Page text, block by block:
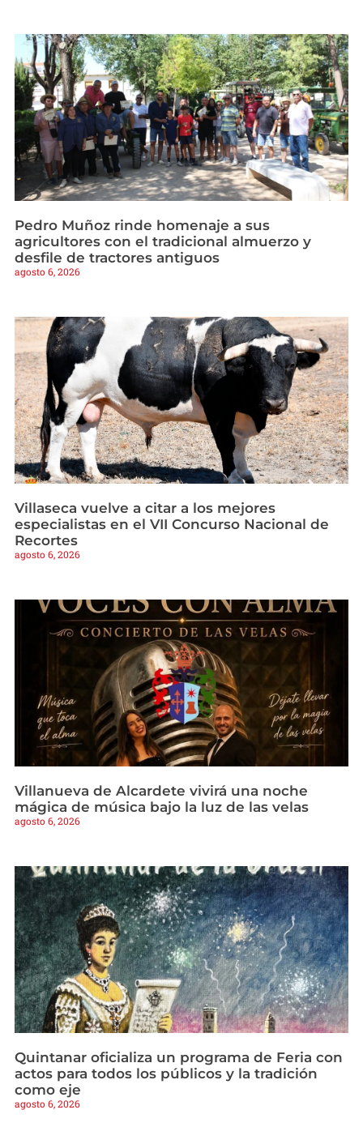
Pedro Muñoz rinde homenaje a sus
agricultores con el tradicional almuerzo y
desfile de tractores antiguos
agosto 6, 2026
Villaseca vuelve a citar a los mejores
especialistas en el VII Concurso Nacional de
Recortes
agosto 6, 2026
Villanueva de Alcardete vivirá una noche
mágica de música bajo la luz de las velas
agosto 6, 2026
Quintanar oficializa un programa de Feria con
actos para todos los públicos y la tradición
como eje
agosto 6, 2026